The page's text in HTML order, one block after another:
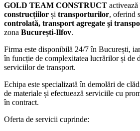
GOLD TEAM CONSTRUCT
construcțiilor și transporturilor, oferind
controlată, transport agregate şi
zona București-Ilfov.
Firma este disponibilă 24/7 în București,
în funcție de complexitatea lucrărilor și de
serviciilor de transport.
Echipa este specializată în demolări de
de materiale și efectuează serviciile cu
în contract.
Oferta de servicii cuprinde: